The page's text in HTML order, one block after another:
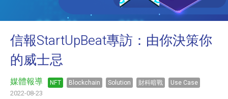
信報StartUpBeat專訪：由你決策你
的威士忌
媒體報導 NFT Blockchain Solution 財科暗戰 Use Case
2022-08-23